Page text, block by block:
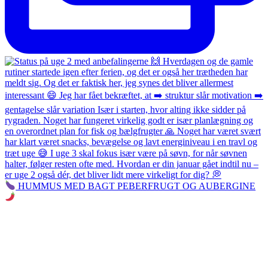
HUMMUS MED BAGT PEBERFRUGT OG AUBERGINE